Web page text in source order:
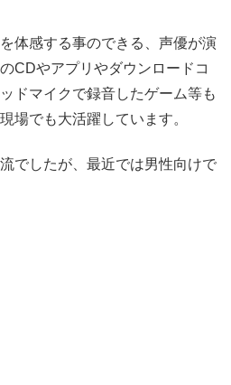
体感する事のできる、声優が演
CDやアプリやダウンロードコ
ドマイクで録音したゲーム等も
場でも大活躍しています。
でしたが、最近では男性向けで